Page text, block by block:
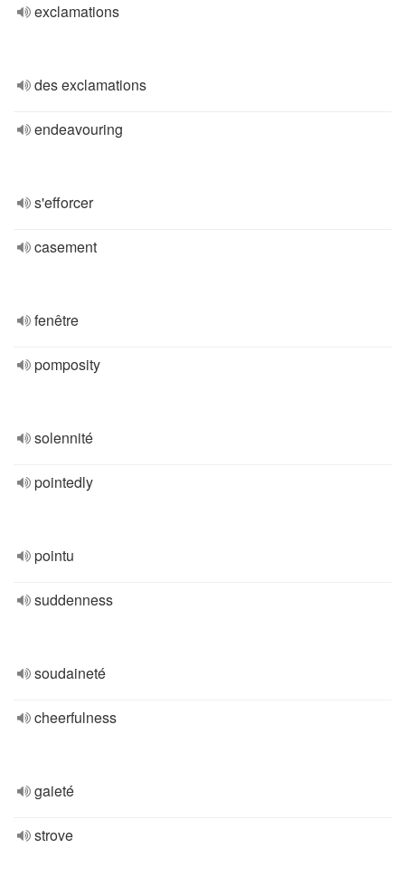
exclamations
des exclamations
endeavouring
s'efforcer
casement
fenêtre
pomposity
solennité
pointedly
pointu
suddenness
soudaineté
cheerfulness
gaieté
strove